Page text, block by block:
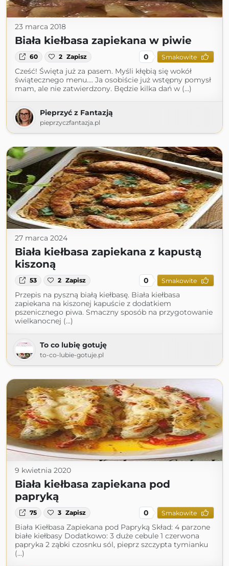
23 marca 2018
Biała kiełbasa zapiekana w piwie
60 2 Zapisz 0 Smakowite
Cześć! Święta już za pasem. Myśli kłębią się wokół
świątecznego menu…. Ja osobiście już wstępny pomysł
mam, ale nie zatwierdzony. Będzie kilka dań w (...)
Pieprzyć z Fantazją
pieprzyczfantazja.pl
27 marca 2024
Biała kiełbasa zapiekana z kapustą
kiszoną
53 2 Zapisz 0 Smakowite
Przepis na pyszną białą kiełbasę. Biała kiełbasa
zapiekana na kiszonej kapuście z dodatkiem
pszenicznego piwa. Smaczny sposób na przygotowanie
wielkanocnej (...)
To co lubię gotuję
to-co-lubie-gotuje.pl
9 kwietnia 2020
Biała kiełbasa zapiekana pod
papryką
75 3 Zapisz 0 Smakowite
Biała Kiełbasa Zapiekana pod Papryką Skład: 4 parzone
białe kiełbasy Dodatkowo: 3 duże cebule 1 czerwona
papryka 2 ząbki czosnku sól, pieprz szczypta tymianku
(...)